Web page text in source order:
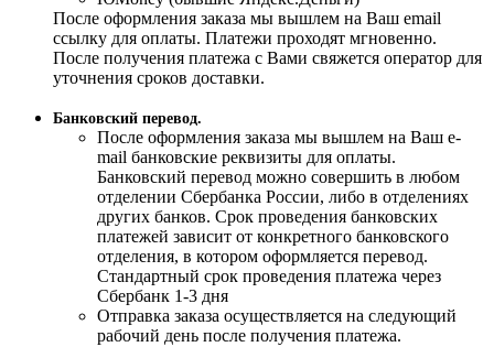
После оформления заказа мы вышлем на Ваш email
ссылку для оплаты. Платежи проходят мгновенно.
После получения платежа с Вами свяжется оператор для
уточнения сроков доставки.
Банковский перевод.
После оформления заказа мы вышлем на Ваш e-
mail банковские реквизиты для оплаты.
Банковский перевод можно совершить в любом
отделении Сбербанка России, либо в отделениях
других банков. Срок проведения банковских
платежей зависит от конкретного банковского
отделения, в котором оформляется перевод.
Стандартный срок проведения платежа через
Сбербанк 1-3 дня
Отправка заказа осуществляется на следующий
рабочий день после получения платежа.